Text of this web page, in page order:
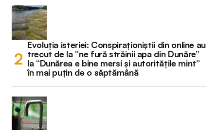
Evoluția isteriei: Conspiraționiștii din online au
trecut de la “ne fură străinii apa din Dunăre”
la “Dunărea e bine mersi și autoritățile mint”
în mai puțin de o săptămână